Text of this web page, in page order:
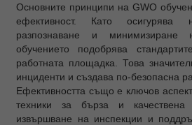
Основните принципи на GWO
ефективност. Като осигурява
разпознаване и минимизиране
обучението подобрява
работната площадка. Това
инциденти и създава по-безопасна
Ефективността също е ключов
техники за бърза и качествена
извършване на инспекции и